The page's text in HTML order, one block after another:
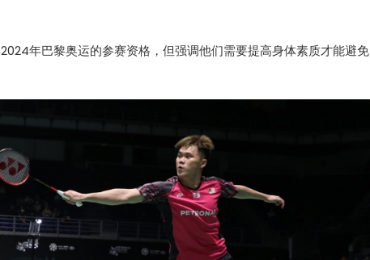
年巴黎奥运的参赛资格，但强调他们需要提高身体素质才能避免